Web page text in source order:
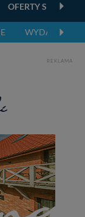
OFERTY
WYDARZENIA
REKLAMA